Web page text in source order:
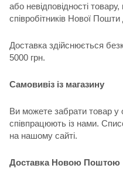
або невідповідності
співробітників Нової
Доставка здійснюється
5000 грн.
Самовивіз із магазину
Ви можете забрати товар у
співпрацюють із нами.
на нашому сайті.
Доставка Новою Поштою